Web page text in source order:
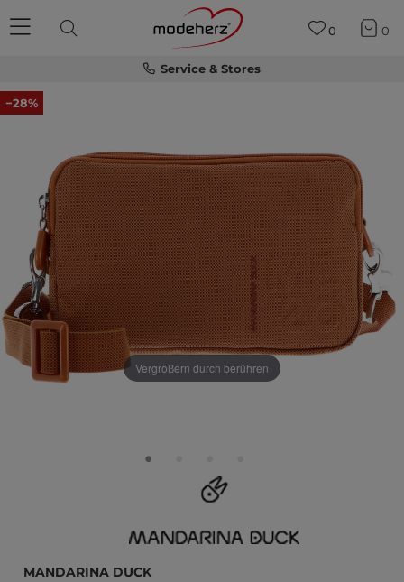
Service & Stores
0 0
−28%
Vergrößern durch berühren
MANDARINA DUCK